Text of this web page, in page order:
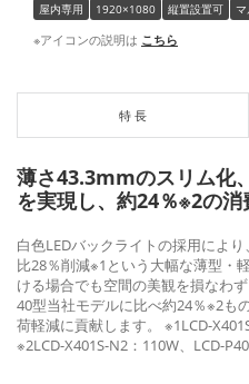
屋内専用 1920×1080 縦置設置可
※アイコンの説明は こちら
特 長
薄さ43.3mmのスリム化
を実現し、約24％※2の
白色LEDバックライトの採用によ
比28％削減※1という大幅な薄型・
ける場合でも空間の美観を損なわ
40型当社モデルに比べ約24％※2も
荷軽減に貢献します。 ※1LCD-
※2LCD-X401S-N2：110W、LCD-